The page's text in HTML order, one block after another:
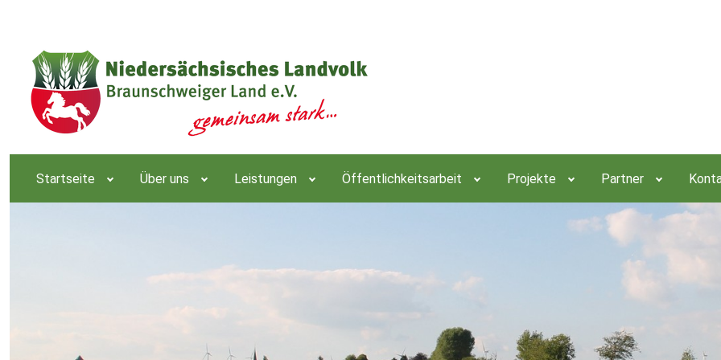
Startseite Über uns Leistungen Öffentlichkeitsarbeit Projekte Partner